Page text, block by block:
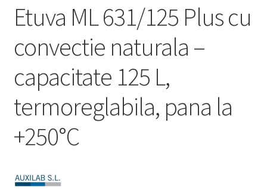
Etuva ML 631/125 Plus cu
convectie naturala –
capacitate 125 L,
termoreglabila, pana la
+250°C